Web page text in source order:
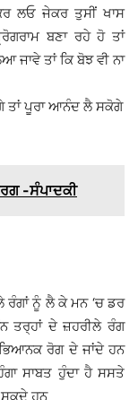
ਲਓ ਜੇਕਰ ਤੁਸੀਂ ਖਾਸ
ਬਣਾ ਰਹੇ ਹੋ ਤਾਂ
ਜਾਵੇ ਤਾਂ ਕਿ ਬੋਝ ਵੀ ਨਾ
ਤਾਂ ਪੂਰਾ ਆਨੰਦ ਲੈ ਸਕੋਗੇ
-ਸੰਪਾਦਕੀ
ਰੰਗਾਂ ਨੂੰ ਲੈ ਕੇ ਮਨ ‘ਚ ਡਰ
ਤਰ੍ਹਾਂ ਦੇ ਜ਼ਹਰੀਲੇ ਰੰਗ
ਰੋਗ ਦੇ ਜਾਂਦੇ ਹਨ
ਸਾਬਤ ਹੁੰਦਾ ਹੈ ਸਸਤੇ
ਸਕਦੇ ਹਨ